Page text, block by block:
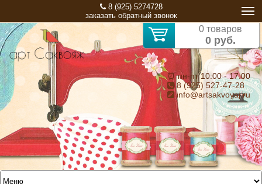
8 (925) 5274728
заказать обратный звонок
0 товаров
0 руб.
⏰ пн-пт 10:00 - 17:00
8 (925) 527-47-28
info@artsakvoyaj.ru